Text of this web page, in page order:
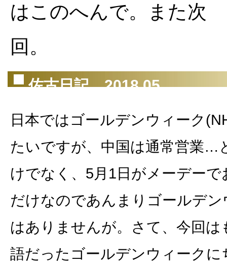
はこのへんで。また次
回。
佐古日記 2018.05
日本ではゴールデンウィーク
たいですが、中国は通常営業…
けでなく、5月1日がメーデー
だけなのであんまりゴールデン
はありませんが。さて、今回
語だったゴールデンウィークに